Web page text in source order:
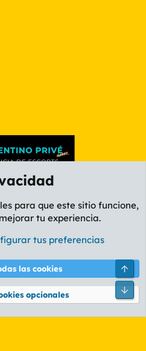
Política de privacidad Ayuda
2026 XenForo Ltd.
para que este sitio funcione,
tu experiencia.
tus preferencias
las cookies
opcionales
Pie